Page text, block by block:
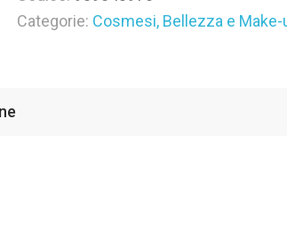
Categorie: Cosmesi, Bellezza e Make-